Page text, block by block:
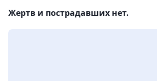
Жертв и пострадавших нет.